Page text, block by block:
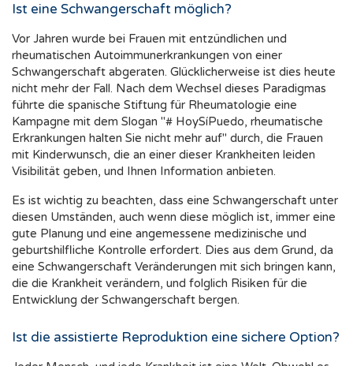
Ist eine Schwangerschaft möglich?
Vor Jahren wurde bei Frauen mit entzündlichen und
rheumatischen Autoimmunerkrankungen von einer
Schwangerschaft abgeraten. Glücklicherweise ist dies heute
nicht mehr der Fall. Nach dem Wechsel dieses Paradigmas
führte die spanische Stiftung für Rheumatologie eine
Kampagne mit dem Slogan "# HoySíPuedo, rheumatische
Erkrankungen halten Sie nicht mehr auf" durch, die Frauen
mit Kinderwunsch, die an einer dieser Krankheiten leiden
Visibilität geben, und Ihnen Information anbieten.
Es ist wichtig zu beachten, dass eine Schwangerschaft unter
diesen Umständen, auch wenn diese möglich ist, immer eine
gute Planung und eine angemessene medizinische und
geburtshilfliche Kontrolle erfordert. Dies aus dem Grund, da
eine Schwangerschaft Veränderungen mit sich bringen kann,
die die Krankheit verändern, und folglich Risiken für die
Entwicklung der Schwangerschaft bergen.
Ist die assistierte Reproduktion eine sichere Option?